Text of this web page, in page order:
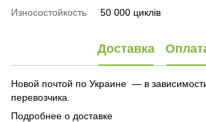
Износостойкость
50 000 циклів
Доставка
Новой почтой по Украине — в
перевозчика.
Подробнее о доставке